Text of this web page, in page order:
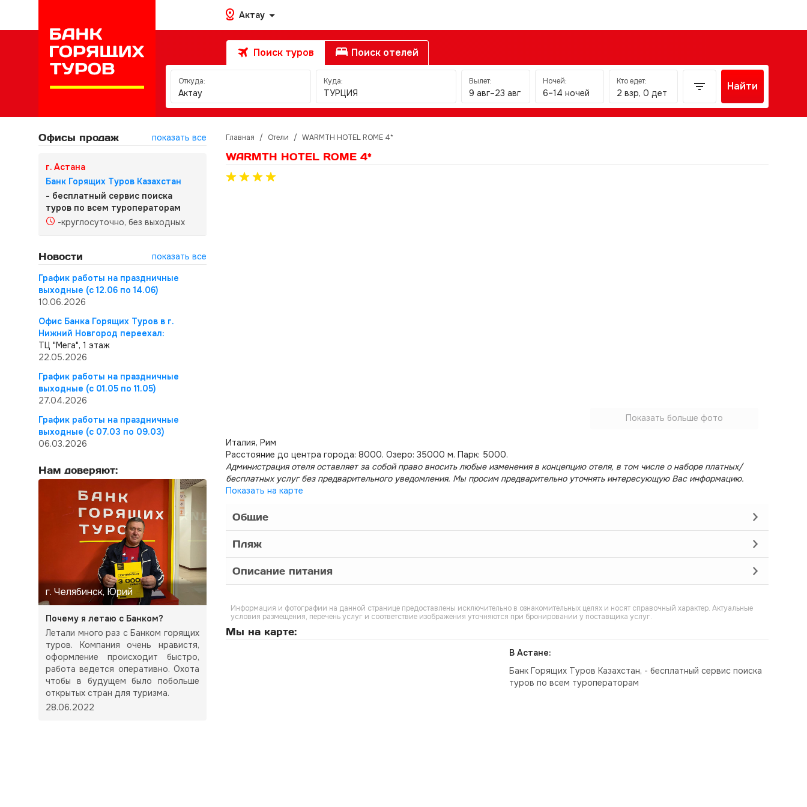
Актау
Поиск туров Поиск отелей
Откуда:
Актау
Куда:
ТУРЦИЯ
Вылет:
9 авг–23 авг
Ночей:
6–14 ночей
Кто едет:
2 взр, 0 дет
Найти
Офисы продаж показать все
г. Астана
Банк Горящих Туров Казахстан
- бесплатный сервис поиска
туров по всем туроператорам
-круглосуточно, без выходных
Новости
показать все
График работы на праздничные
выходные (с 12.06 по 14.06)
10.06.2026
Офис Банка Горящих Туров в г.
Нижний Новгород переехал:
ТЦ "Мега", 1 этаж
22.05.2026
График работы на праздничные
выходные (с 01.05 по 11.05)
27.04.2026
График работы на праздничные
выходные (с 07.03 по 09.03)
06.03.2026
Нам доверяют:
г. Челябинск, Юрий
Почему я летаю с Банком?
Летали много раз с Банком горящих
туров. Компания очень нравистя,
оформление происходит быстро,
работа ведется оперативно. Охота
чтобы в будущем было побольше
открытых стран для туризма.
28.06.2022
Главная / Отели / WARMTH HOTEL ROME 4*
WARMTH HOTEL ROME 4*
Показать больше фото
Италия, Рим
Расстояние до центра города: 8000. Озеро: 35000 м. Парк: 5000.
Администрация отеля оставляет за собой право вносить любые изменения в концепцию отеля, в том числе о наборе платных/
бесплатных услуг без предварительного уведомления. Мы просим предварительно уточнять интересующую Вас информацию.
Показать на карте
Общие
Пляж
Описание питания
Информация и фотографии на данной странице предоставлены исключительно в ознакомительных целях и носят справочный характер. Актуальные
условия размещения, перечень услуг и соответствие изображения уточняются при бронировании у поставщика услуг.
Мы на карте:
В Астане:
Банк Горящих Туров Казахстан, - бесплатный сервис поиска
туров по всем туроператорам